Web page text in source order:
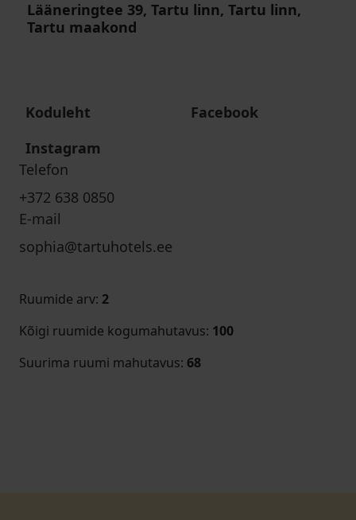
Lääneringtee 39, Tartu linn, Tartu linn,
Tartu maakond
Koduleht
Facebook
Instagram
Telefon
+372 638 0850
E-mail
sophia@tartuhotels.ee
Ruumide arv: 2
Kõigi ruumide kogumahutavus: 100
Suurima ruumi mahutavus: 68